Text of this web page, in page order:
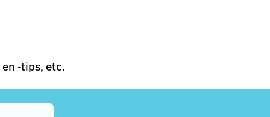
-tips, etc.